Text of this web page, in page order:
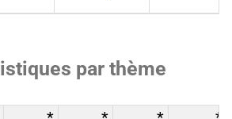
par thème